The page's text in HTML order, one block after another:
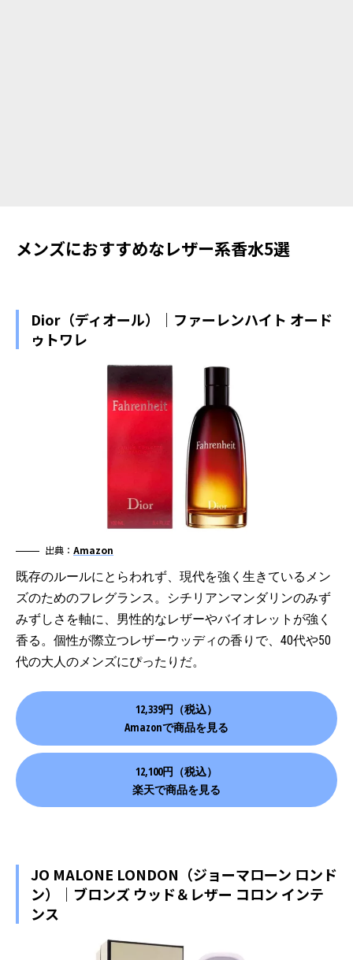
メンズにおすすめなレザー系香水5選
Dior（ディオール）｜ファーレンハイト オード
ゥトワレ
出典： Amazon
既存のルールにとらわれず、現代を強く生きているメン
ズのためのフレグランス。シチリアンマンダリンのみず
みずしさを軸に、男性的なレザーやバイオレットが強く
香る。個性が際立つレザーウッディの香りで、40代や50
代の大人のメンズにぴったりだ。
12,339円（税込）
Amazonで商品を見る
12,100円（税込）
楽天で商品を見る
JO MALONE LONDON（ジョーマローン ロンド
ン）｜ブロンズ ウッド＆レザー コロン インテ
ンス